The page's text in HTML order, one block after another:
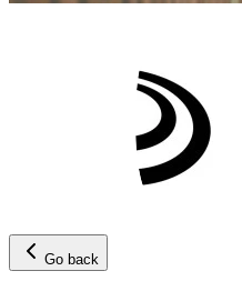
Go back